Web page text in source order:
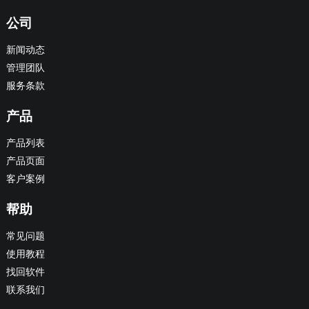
公司
新闻动态
管理团队
服务条款
产品
产品列表
产品页面
客户案例
帮助
常见问题
使用教程
找回软件
联系我们